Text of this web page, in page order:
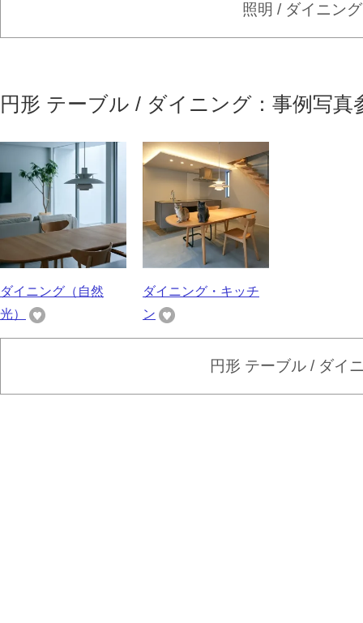
照明 / ダイニン
円形 テーブル / ダイニング：事例写真
ダイニング（自然
光）
ダイニング・キッチ
ン
円形 テーブル / ダイ